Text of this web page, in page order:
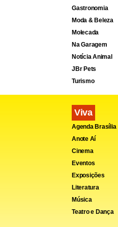
caprichada.
Nas redes
oficial,
escolha da
tradicional
nos
Gastronomia
Moda & Beleza
Molecada
Na Garagem
Notícia Animal
JBr Pets
Turismo
Viva
Agenda Brasília
Anote Aí
Cinema
Eventos
Exposições
Literatura
Música
Teatro e Dança